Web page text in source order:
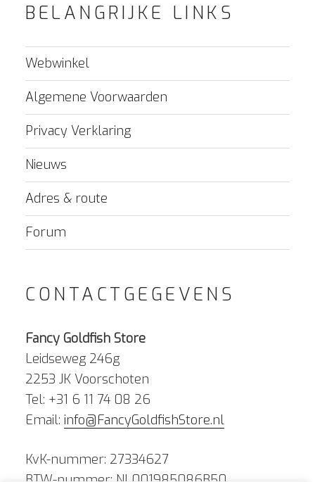
BELANGRIJKE LINKS
Webwinkel
Algemene Voorwaarden
Privacy Verklaring
Nieuws
Adres & route
Forum
CONTACTGEGEVENS
Fancy Goldfish Store
Leidseweg 246g
2253 JK Voorschoten
Tel: +31 6 11 74 08 26
Email: info@FancyGoldfishStore.nl
KvK-nummer: 27334627